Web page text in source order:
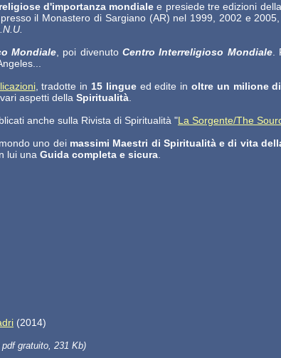
d'importanza mondiale e presiede tre edizioni della
presso il Monastero di Sargiano (AR) nel 1999, 2002 e
Mondiale , poi divenuto Centro Interreligioso Mondiale.
, tradotte in 15 lingueed edite inoltre un milione
aspetti della Spiritualità
anche sulla Rivista di Spiritualità "La Sorgente/The
uno dei massimi Maestri di Spiritualità e di vita
lui una Guida completa e sicura
(2014)
gratuito, 231 Kb)